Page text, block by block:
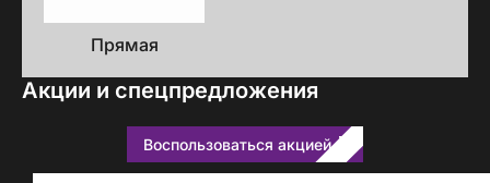
Прямая
Акции и спецпредложения
Воспользоваться акцией